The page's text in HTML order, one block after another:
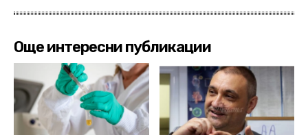
Още интересни публикации